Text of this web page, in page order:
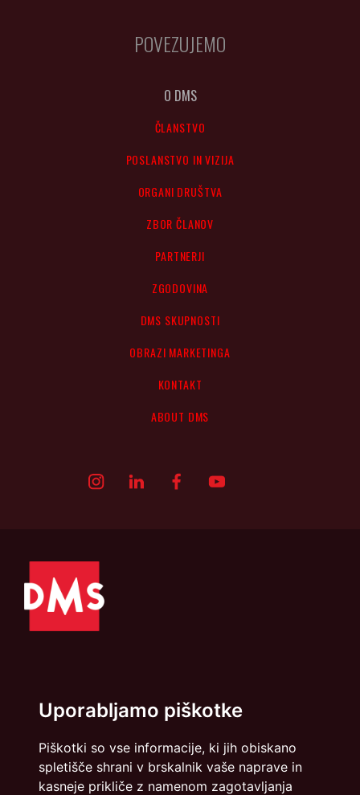
Uporabljamo piškotke
Piškotki so vse informacije, ki jih obiskano
spletišče shrani v brskalnik vaše naprave in
kasneje prikliče z namenom zagotavljanja
POVEZUJEMO
O DMS
ČLANSTVO
POSLANSTVO IN VIZIJA
ORGANI DRUŠTVA
ZBOR ČLANOV
PARTNERJI
ZGODOVINA
DMS SKUPNOSTI
OBRAZI MARKETINGA
KONTAKT
ABOUT DMS
Politika zasebnosti Piškotki
info@dmslo.si
Društvo za marketing Slovenije - DMS | Dimičeva ulica 13 |
1000 Ljubljana